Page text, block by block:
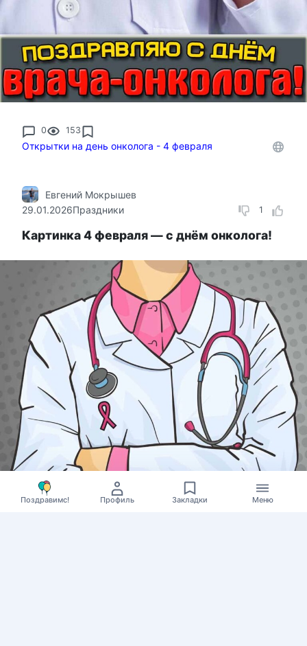
0 153
Открытки на день онколога - 4 февраля
1
Евгений Мокрышев
29.01.2026Праздники
Картинка 4 февраля — с днём онколога!
Поздравимс! Профиль Закладки Меню